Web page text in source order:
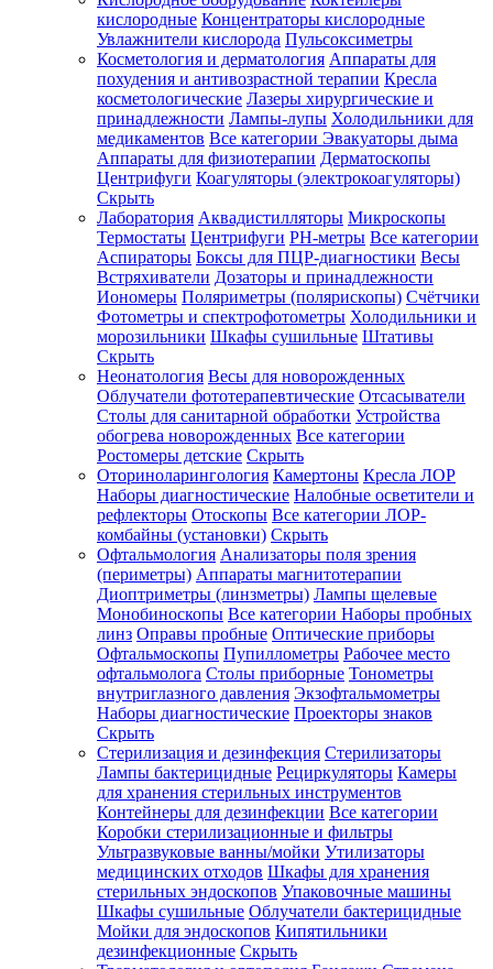
Зарегистрироваться
Зачем
регистрироваться?
Все
покупки
одном
месте
Личный
менеджер
Отслеживание
статуса
заказа
кислородные Концентраторы кислородные
Увлажнители кислорода Пульсоксиметры
Косметология и дерматология Аппараты для
похудения и антивозрастной терапии Кресла
косметологические Лазеры хирургические и
принадлежности Лампы-лупы Холодильники для
медикаментов Все категории Эвакуаторы дыма
Аппараты для физиотерапии Дерматоскопы
Центрифуги Коагуляторы (электрокоагуляторы)
Скрыть
Лаборатория Аквадистилляторы Микроскопы
Термостаты Центрифуги PH-метры Все категории
Аспираторы Боксы для ПЦР-диагностики Весы
Встряхиватели Дозаторы и принадлежности
Иономеры Поляриметры (полярископы) Счётчики
Фотометры и спектрофотометры Холодильники и
морозильники Шкафы сушильные Штативы
Скрыть
Неонатология Весы для новорожденных
Облучатели фототерапевтические Отсасыватели
Столы для санитарной обработки Устройства
обогрева новорожденных Все категории
Ростомеры детские Скрыть
Оториноларингология Камертоны Кресла ЛОР
Наборы диагностические Налобные осветители и
рефлекторы Отоскопы Все категории ЛОР-
комбайны (установки) Скрыть
Офтальмология Анализаторы поля зрения
(периметры) Аппараты магнитотерапии
Диоптриметры (линзметры) Лампы щелевые
Монобиноскопы Все категории Наборы пробных
линз Оправы пробные Оптические приборы
Офтальмоскопы Пупиллометры Рабочее место
офтальмолога Столы приборные Тонометры
внутриглазного давления Экзофтальмометры
Наборы диагностические Проекторы знаков
Скрыть
Стерилизация и дезинфекция Стерилизаторы
Лампы бактерицидные Рециркуляторы Камеры
для хранения стерильных инструментов
Контейнеры для дезинфекции Все категории
Коробки стерилизационные и фильтры
Ультразвуковые ванны/мойки Утилизаторы
медицинских отходов Шкафы для хранения
стерильных эндоскопов Упаковочные машины
Шкафы сушильные Облучатели бактерицидные
Мойки для эндоскопов Кипятильники
дезинфекционные Скрыть